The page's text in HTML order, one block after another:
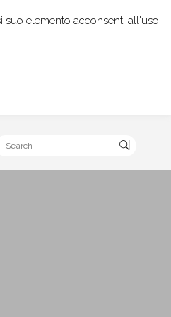
suo elemento acconsenti all'uso